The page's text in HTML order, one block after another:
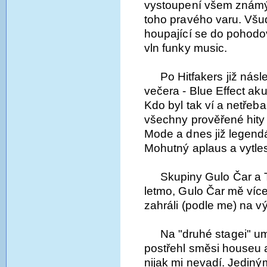
vystoupení všem
toho pravého varu.
houpající se do
vln funky music.
Po Hitfakers již
večera - Blue Effect
Kdo byl tak ví a
všechny prověřené
Mode a dnes již
Mohutný aplaus a
Skupiny Gulo Čar a
letmo, Gulo Čar mě
zahráli (podle me) na
Na "druhé stagei"
postřehl směsi houseu
nijak mi nevadí.